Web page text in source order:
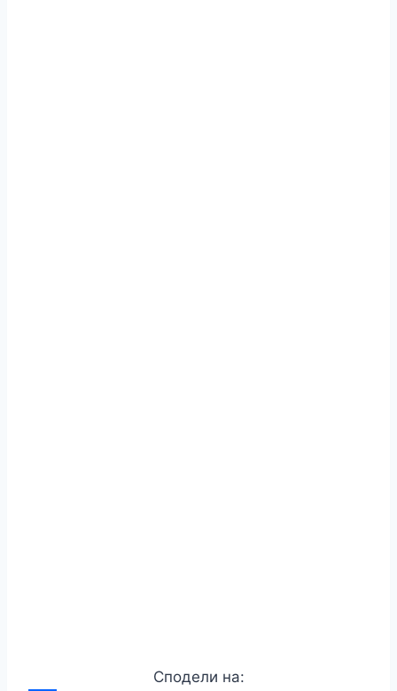
Сподели на: